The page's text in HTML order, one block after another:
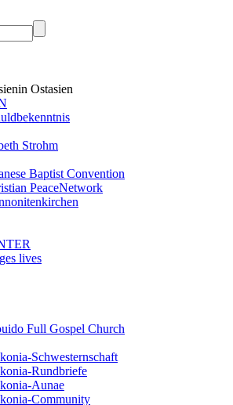
in Ostasien
Strohm
Baptist Convention
PeaceNetwork
lives
Full Gospel Church
Schwesternschaft
Rundbriefe
Aunae
Community